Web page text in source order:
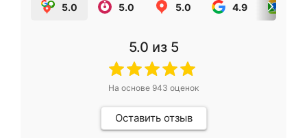
5.0 5.0 5.0 4.9
5.0 из 5
На основе 943 оценок
Оставить отзыв